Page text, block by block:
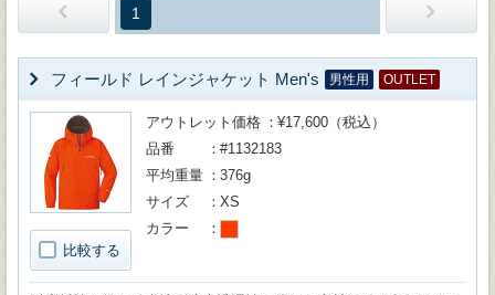
1
フィールド レインジャケット Men's 男性用 OUTLET
比較する
アウトレット価格
¥17,600（税込）
品番
#1132183
平均重量
376g
サイズ
XS
カラー